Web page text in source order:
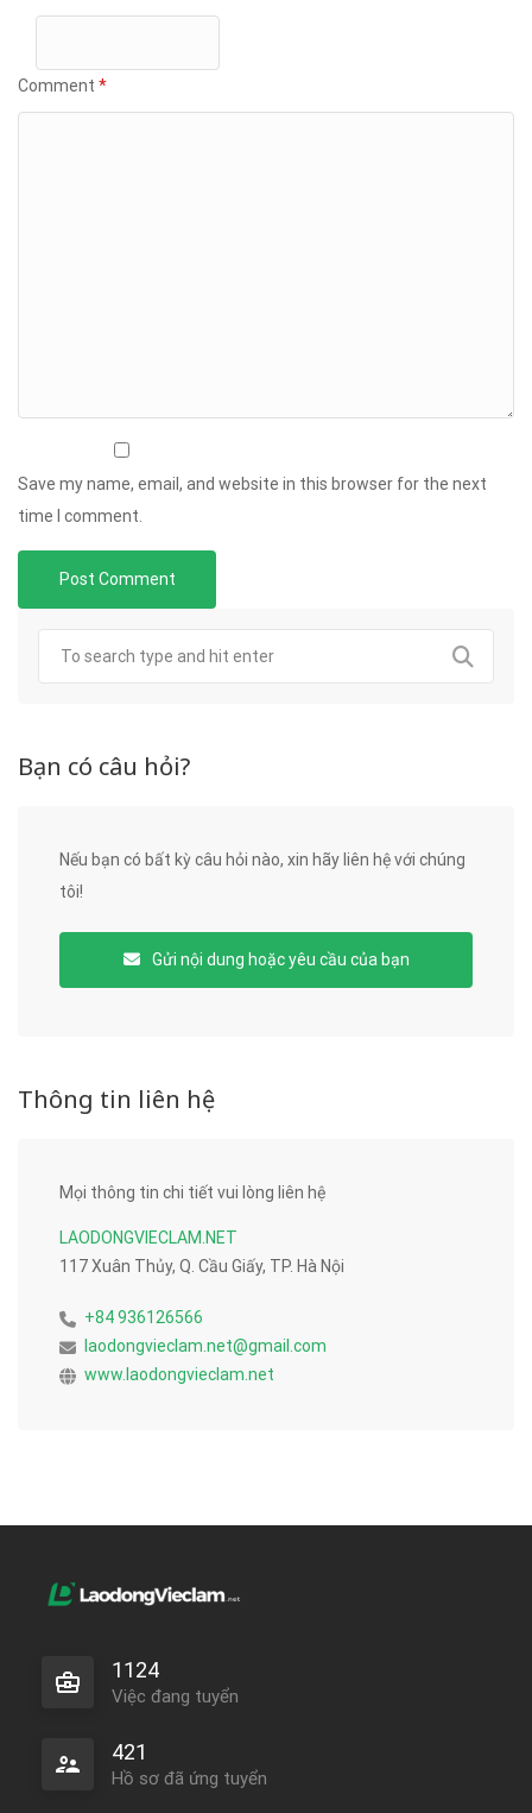
Comment *
Save my name, email, and website in this browser for the next
time I comment.
Bạn có câu hỏi?
Nếu bạn có bất kỳ câu hỏi nào, xin hãy liên hệ với chúng
tôi!
Gửi nội dung hoặc yêu cầu của bạn
Thông tin liên hệ
Mọi thông tin chi tiết vui lòng liên hệ
LAODONGVIECLAM.NET
117 Xuân Thủy, Q. Cầu Giấy, TP. Hà Nội
+84 936126566
laodongvieclam.net@gmail.com
www.laodongvieclam.net
1124
Việc đang tuyển
421
Hồ sơ đã ứng tuyển